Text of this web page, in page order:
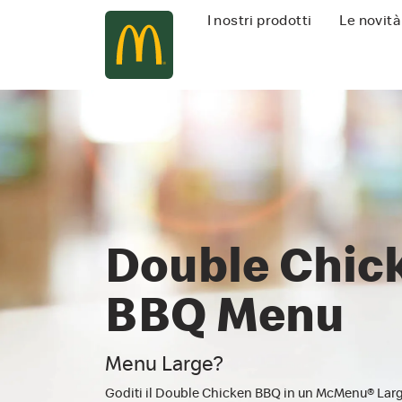
Navigazione
I nostri prodotti Le novità
Double
BBQ Menu
Menu Large?
Goditi il Double Chicken BBQ in un McMenu®